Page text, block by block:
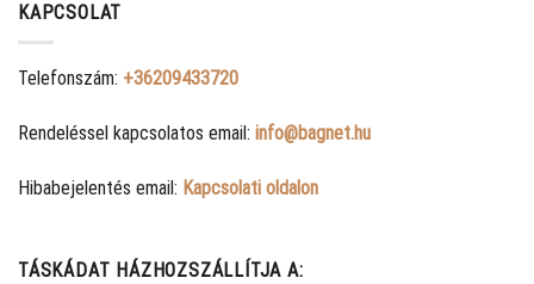
KAPCSOLAT
Telefonszám: +36209433720
Rendeléssel kapcsolatos email: info@bagnet.hu
Hibabejelentés email: Kapcsolati oldalon
TÁSKÁDAT HÁZHOZSZÁLLÍTJA A: